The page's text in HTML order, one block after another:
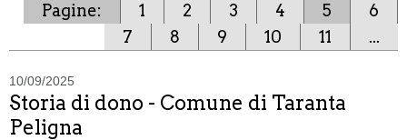
Pagine: 1 2 3 4 5
6
7
8 9 10 11 ...
10/09/2025
Storia di dono - Comune di Taranta
Peligna